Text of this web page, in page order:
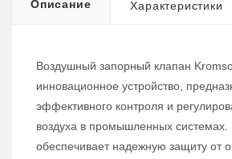
Описание Характеристики
Воздушный запорный клапан
инновационное устройство,
эффективного контроля и
воздуха в промышленных системах.
обеспечивает надежную защиту от